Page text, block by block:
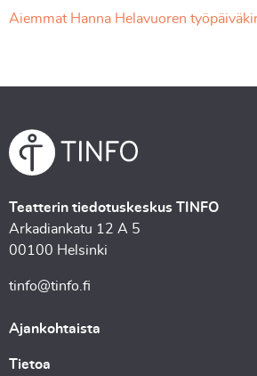
Aiemmat Hanna Helavuoren
Teatterin tiedotuskeskus TINFO
Arkadiankatu 12 A 5
00100 Helsinki
tinfo@tinfo.fi
Ajankohtaista
Tietoa